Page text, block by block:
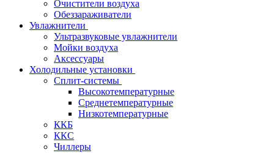
Очистители воздуха
Обеззараживатели
Увлажнители
Ультразвуковые увлажнители
Мойки воздуха
Аксессуары
Холодильные установки
Сплит-системы
Высокотемпературные
Среднетемпературные
Низкотемпературные
ККБ
ККС
Чиллеры